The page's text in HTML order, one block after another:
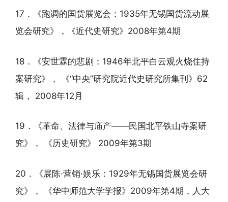
17．《跑调的国货展览会：1935年无锡国货流动展
览会研究》，《近代史研究》2008年第4期
18．《安世霖的悲剧：1946年北平白云观火烧住持
案研究》， 《“中央”研究院近代史研究所集刊》62
辑， 2008年12月
19．《革命、法律与庙产——民国北平铁山寺案研
究》， 《历史研究》 2009年第3期
20．《展陈·营销·娱乐：1929年无锡国货展览会研
究》， 《华中师范大学学报》2009年第4期，人大